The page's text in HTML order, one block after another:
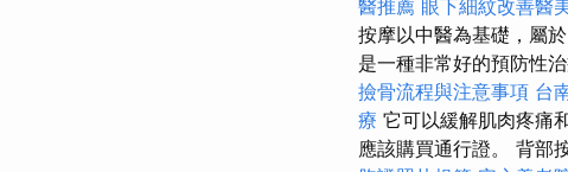
醫推薦 眼下細紋改善醫
按摩以中醫為基礎，屬
是一種非常好的預防性
撿骨流程與注意事項 台
療 它可以緩解肌肉疼痛
應該購買通行證。 背部